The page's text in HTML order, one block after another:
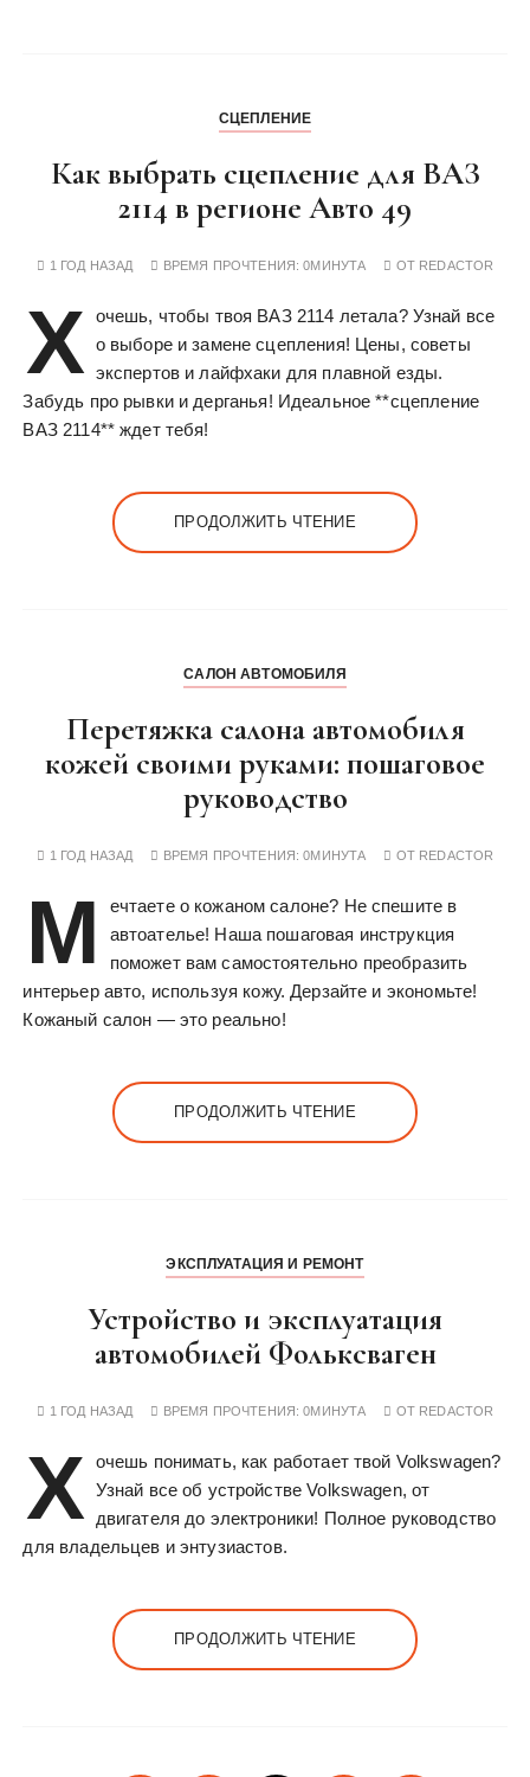
СЦЕПЛЕНИЕ
Как выбрать сцепление для ВАЗ
2114 в регионе Авто 49
1 ГОД НАЗАД ВРЕМЯ ПРОЧТЕНИЯ:0МИНУТА ОТ REDACTOR
Х очешь, чтобы твоя ВАЗ 2114 летала? Узнай все
о выборе и замене сцепления! Цены, советы
экспертов и лайфхаки для плавной езды.
Забудь про рывки и дерганья! Идеальное **сцепление
ВАЗ 2114** ждет тебя!
ПРОДОЛЖИТЬ ЧТЕНИЕ
САЛОН АВТОМОБИЛЯ
Перетяжка салона автомобиля
кожей своими руками: пошаговое
руководство
1 ГОД НАЗАД ВРЕМЯ ПРОЧТЕНИЯ:0МИНУТА ОТ REDACTOR
М
ечтаете о кожаном салоне? Не спешите в
автоателье! Наша пошаговая инструкция
поможет вам самостоятельно преобразить
интерьер авто, используя кожу. Дерзайте и экономьте!
Кожаный салон — это реально!
ПРОДОЛЖИТЬ ЧТЕНИЕ
ЭКСПЛУАТАЦИЯ И РЕМОНТ
Устройство и эксплуатация
автомобилей Фольксваген
1 ГОД НАЗАД ВРЕМЯ ПРОЧТЕНИЯ:0МИНУТА ОТ REDACTOR
Х очешь понимать, как работает твой Volkswagen?
Узнай все об устройстве Volkswagen, от
двигателя до электроники! Полное руководство
для владельцев и энтузиастов.
ПРОДОЛЖИТЬ ЧТЕНИЕ